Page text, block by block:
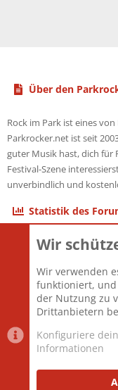
Über den
Rock im Park ist eines
Parkrocker.net ist seit
guter Musik hast, dich für
Festival-Szene
unverbindlich und
Statistik des
Themen
Mitglieder
Neuestes Mitglied
Wir
Wir verwenden
funktioniert, und
der Nutzung zu
Drittanbietern
Konfiguriere
Informationen